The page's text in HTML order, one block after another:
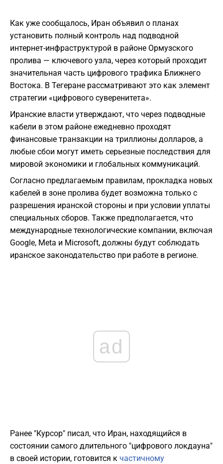
Как уже сообщалось, Иран объявил о планах
установить полный контроль над подводной
интернет-инфраструктурой в районе Ормузского
пролива — ключевого узла, через который проходит
значительная часть цифрового трафика Ближнего
Востока. В Тегеране рассматривают это как элемент
стратегии «цифрового суверенитета».
Иранские власти утверждают, что через подводные
кабели в этом районе ежедневно проходят
финансовые транзакции на триллионы долларов, а
любые сбои могут иметь серьезные последствия для
мировой экономики и глобальных коммуникаций.
Согласно предлагаемым правилам, прокладка новых
кабелей в зоне пролива будет возможна только с
разрешения иранской стороны и при условии уплаты
специальных сборов. Также предполагается, что
международные технологические компании, включая
Google, Meta и Microsoft, должны будут соблюдать
иранское законодательство при работе в регионе.
ad
Ранее "Курсор" писал, что Иран, находящийся в
состоянии самого длительного "цифрового локдауна"
в своей истории, готовится к частичному